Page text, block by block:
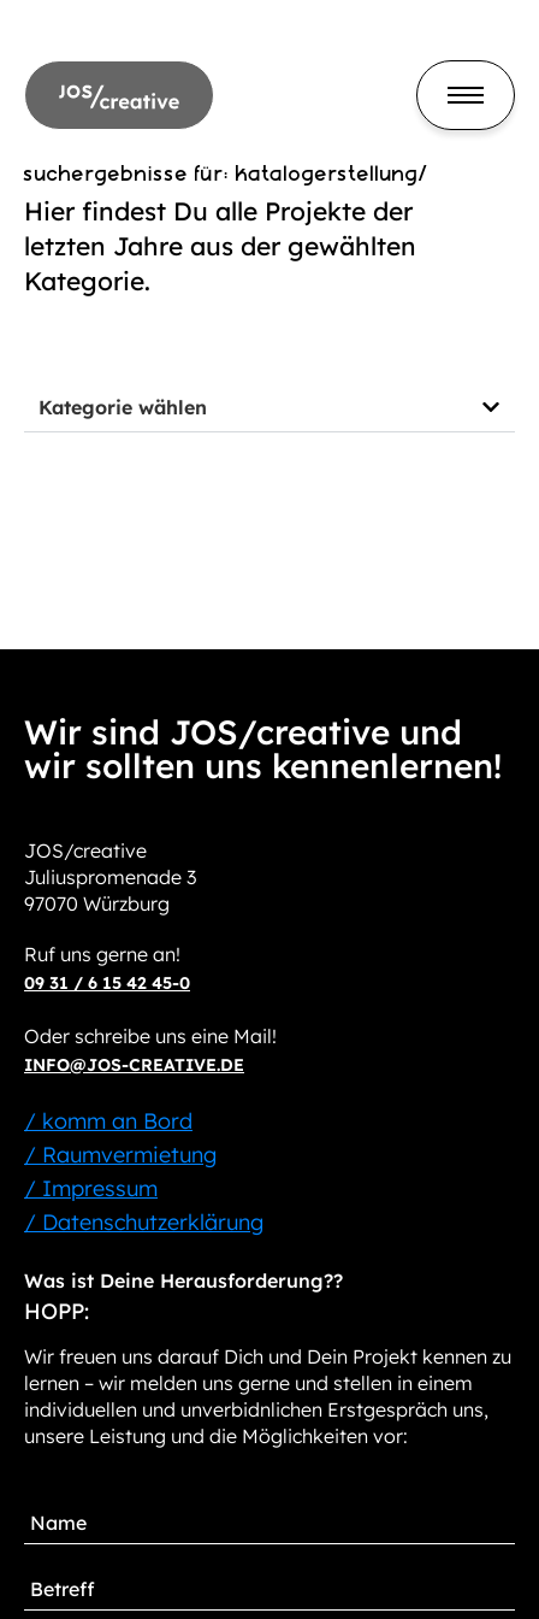
suchergebnisse für: katalogerstellung/
Hier findest Du alle Projekte der
letzten Jahre aus der gewählten
Kategorie.
Kategorie wählen
Wir sind JOS/creative und
wir sollten uns kennenlernen!
JOS/creative
Juliuspromenade 3
97070 Würzburg
Ruf uns gerne an!
09 31 / 6 15 42 45-0
Oder schreibe uns eine Mail!
INFO@JOS-CREATIVE.DE
/ komm an Bord
/ Raumvermietung
/ Impressum
/ Datenschutzerklärung
Was ist Deine Herausforderung??
HOPP:
Wir freuen uns darauf Dich und Dein Projekt kennen zu
lernen – wir melden uns gerne und stellen in einem
individuellen und unverbidnlichen Erstgespräch uns,
unsere Leistung und die Möglichkeiten vor: